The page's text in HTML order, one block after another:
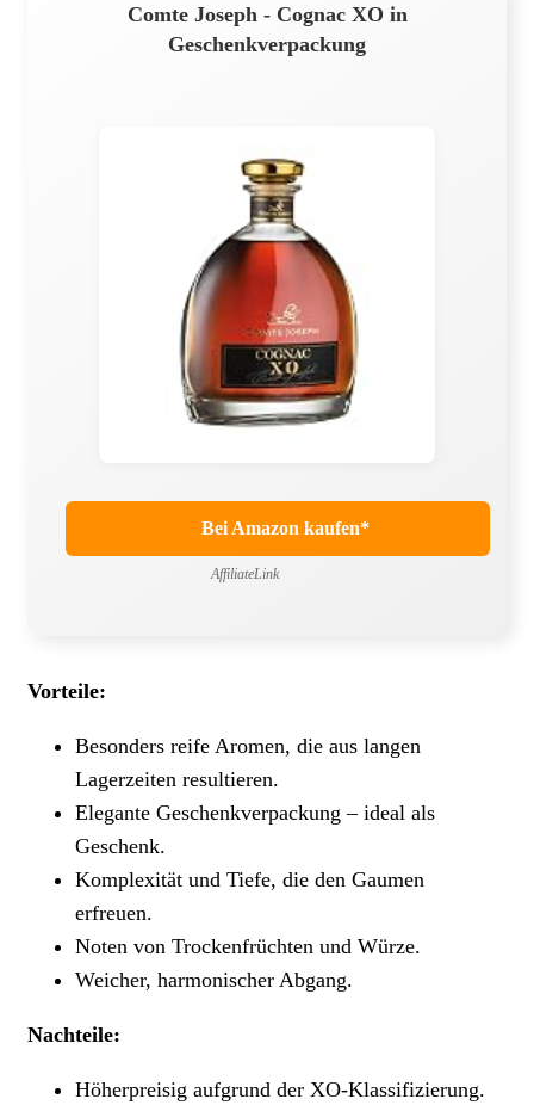
Comte Joseph - Cognac XO in
Geschenkverpackung
Bei Amazon kaufen*
AffiliateLink
Vorteile:
Besonders reife Aromen, die aus langen
Lagerzeiten resultieren.
Elegante Geschenkverpackung – ideal als
Geschenk.
Komplexität und Tiefe, die den Gaumen
erfreuen.
Noten von Trockenfrüchten und Würze.
Weicher, harmonischer Abgang.
Nachteile:
Höherpreisig aufgrund der XO-Klassifizierung.